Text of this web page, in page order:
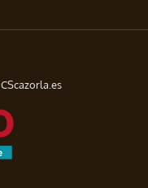
CScazorla.es